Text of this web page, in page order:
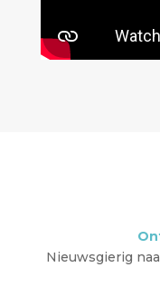
Nieuwsgierig